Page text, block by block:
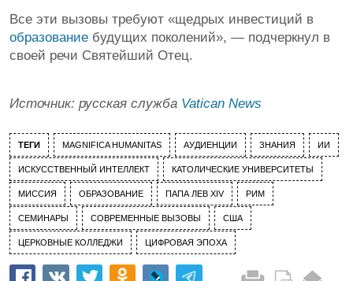
Все эти вызовы требуют «щедрых инвестиций в
образование будущих поколений», — подчеркнул в
своей речи Святейший Отец.
Источник: русская служба Vatican News
ТЕГИ MAGNIFICA HUMANITAS АУДИЕНЦИИ ЗНАНИЯ ИИ
ИСКУССТВЕННЫЙ ИНТЕЛЛЕКТ КАТОЛИЧЕСКИЕ УНИВЕРСИТЕТЫ
МИССИЯ ОБРАЗОВАНИЕ ПАПА ЛЕВ XIV РИМ
СЕМИНАРЫ СОВРЕМЕННЫЕ ВЫЗОВЫ США
ЦЕРКОВНЫЕ КОЛЛЕДЖИ ЦИФРОВАЯ ЭПОХА